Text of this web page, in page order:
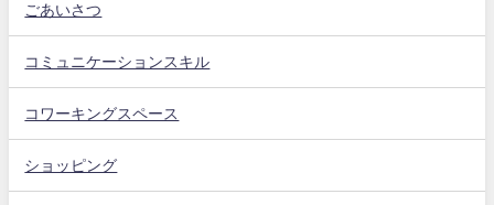
ごあいさつ
コミュニケーションスキル
コワーキングスペース
ショッピング